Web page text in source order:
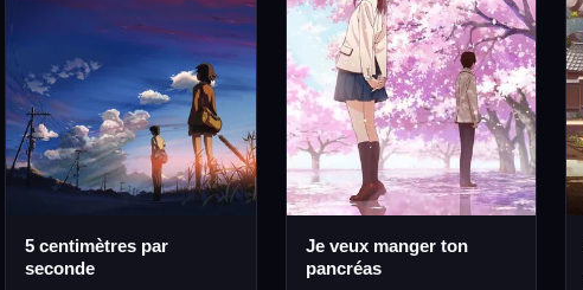
5 centimètres par
seconde
Je veux manger ton
pancréas